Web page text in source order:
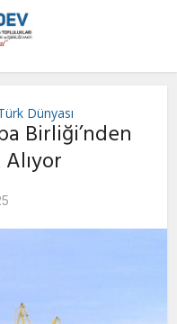
Dünyası
Birliği’nden